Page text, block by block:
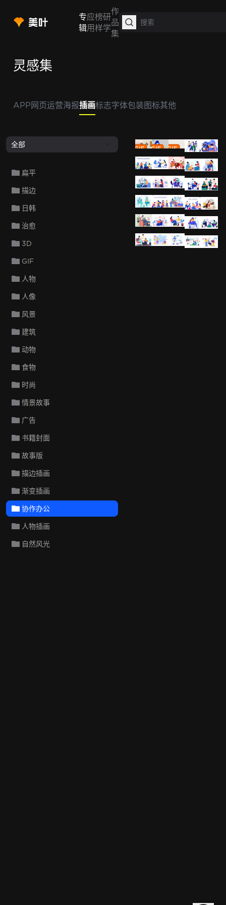
专
辑
应
用
榜
样
研
学
作
品
集
灵感集
APP网页运营海报插画标志字体包装图标其他
全部
扁平
描边
日韩
治愈
3D
GIF
人物
人像
风景
建筑
动物
食物
时尚
情景故事
广告
书籍封面
故事版
描边插画
渐变插画
协作办公
人物插画
自然风光
Sushama Patel
Sushama Patel
Sushama Patel
Sushama Patel
Sushama Patel
Sushama Patel
Sushama Patel
Sushama Patel
Sushama Patel
Nikita_Krushko
Sushama
Sushama
Sushama
Sushama